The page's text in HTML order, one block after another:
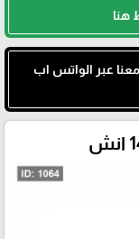
هنا
عبر الواتس اب